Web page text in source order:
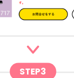
STEP3